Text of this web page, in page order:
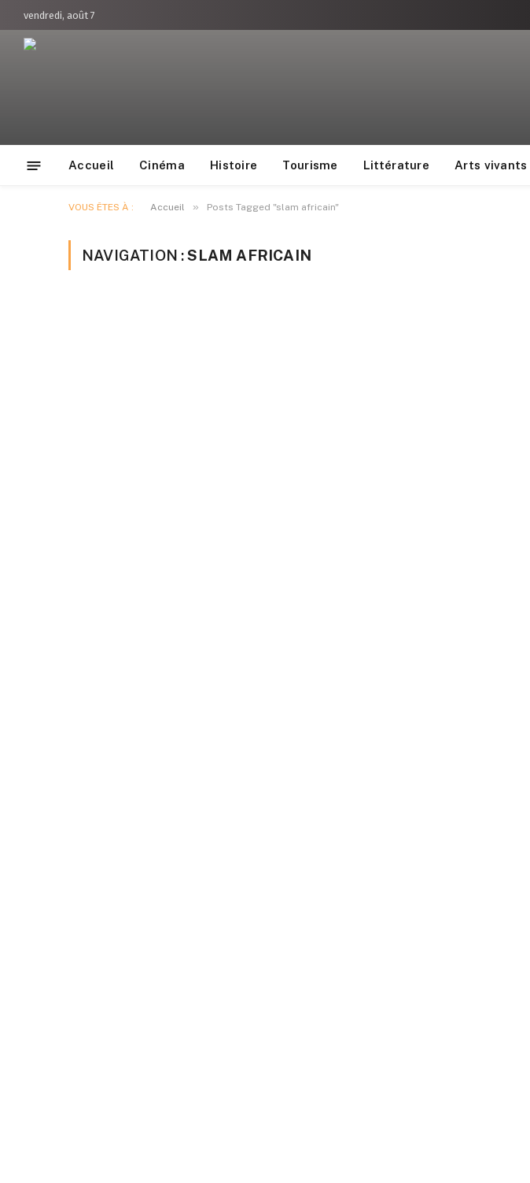
vendredi, août 7
Accueil Cinéma Histoire Tourisme Littérature Arts vivants
VOUS ÊTES À : Accueil » Posts Tagged "slam africain"
NAVIGATION :SLAM AFRICAIN